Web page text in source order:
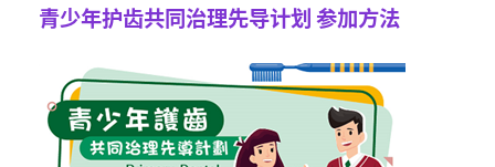
青少年护齿共同治理先导计划 参加方法